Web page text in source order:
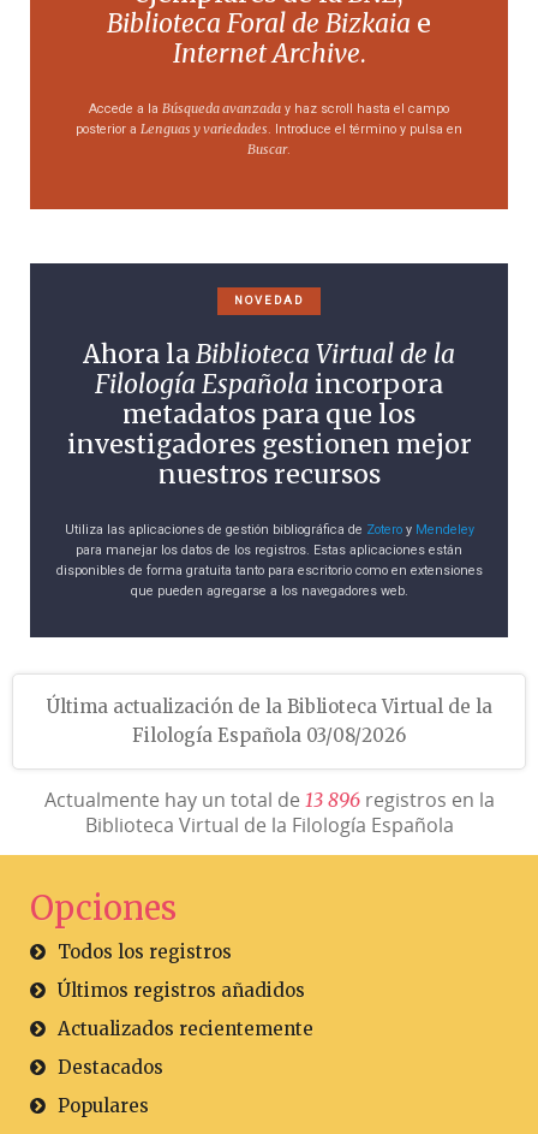
Biblioteca Foral de Bizkaia e
Internet Archive.
Accede a la Búsqueda avanzada y haz scroll hasta el campo
posterior a Lenguas y variedades . Introduce el término y pulsa en
Buscar.
NOVEDAD
Ahora laBiblioteca Virtual de la
Filología Española incorpora
metadatos para que los
investigadores gestionen mejor
nuestros recursos
Utiliza las aplicaciones de gestión bibliográfica de Zoteroy Mendeley
para manejar los datos de los registros. Estas aplicaciones están
disponibles de forma gratuita tanto para escritorio como en extensiones
que pueden agregarse a los navegadores web.
Última actualización de la Biblioteca Virtual de la
Filología Española 03/08/2026
Actualmente hay un total de 13 896registros en la
Biblioteca Virtual de la Filología Española
Opciones
Todos los registros
Últimos registros añadidos
Actualizados recientemente
Destacados
Populares